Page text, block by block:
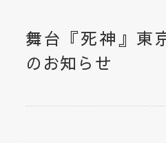
舞台『死神』東
のお知らせ